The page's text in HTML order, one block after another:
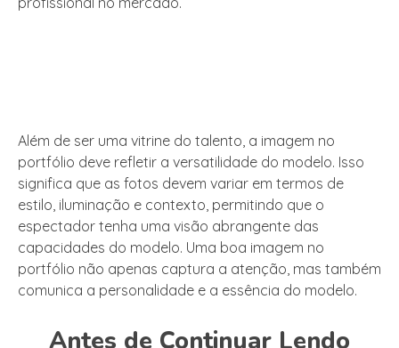
Além de ser uma vitrine do talento, a imagem no
portfólio deve refletir a versatilidade do modelo. Isso
significa que as fotos devem variar em termos de
estilo, iluminação e contexto, permitindo que o
espectador tenha uma visão abrangente das
capacidades do modelo. Uma boa imagem no
portfólio não apenas captura a atenção, mas também
comunica a personalidade e a essência do modelo.
Antes de Continuar Lendo